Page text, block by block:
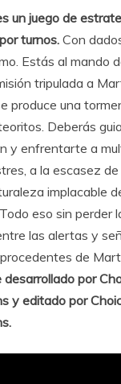
un juego de
turnos. Con
Estás al mando
tripulada a
produce una
Deberás
y enfrentarte a
a la escasez de
implacable
eso sin perder
las alertas y
de
desarrollado por
y editado por